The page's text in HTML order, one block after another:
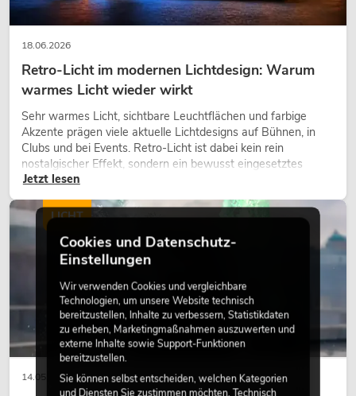
18.06.2026
Retro-Licht im modernen Lichtdesign: Warum
warmes Licht wieder wirkt
Sehr warmes Licht, sichtbare Leuchtflächen und farbige
Akzente prägen viele aktuelle Lichtdesigns auf Bühnen, in
Clubs und bei Events. Retro-Licht ist dabei kein rein
nostalgischer Effekt, sondern ein bewusst eingesetztes
Gestaltungsmittel: Es schafft Atmosphäre, gibt Szenen
wirken lassen.
Jetzt lesen
14.05.2026
LICHT
Cookies und Datenschutz-
Einstellungen
Wir verwenden Cookies und vergleichbare
Technologien, um unsere Website technisch
bereitzustellen, Inhalte zu verbessern, Statistikdaten
zu erheben, Marketingmaßnahmen auszuwerten und
externe Inhalte sowie Support-Funktionen
bereitzustellen.
Sie können selbst entscheiden, welchen Kategorien
und Diensten Sie zustimmen möchten. Technisch